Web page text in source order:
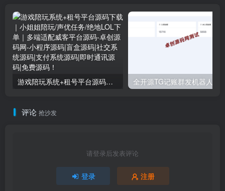
游戏陪玩系统+租号平台源码下载｜小姐姐陪玩/声优任务/绝地LOL下单｜多端适配威客平台源码
评论 抢沙发
请登录后发表评论
登录 注册